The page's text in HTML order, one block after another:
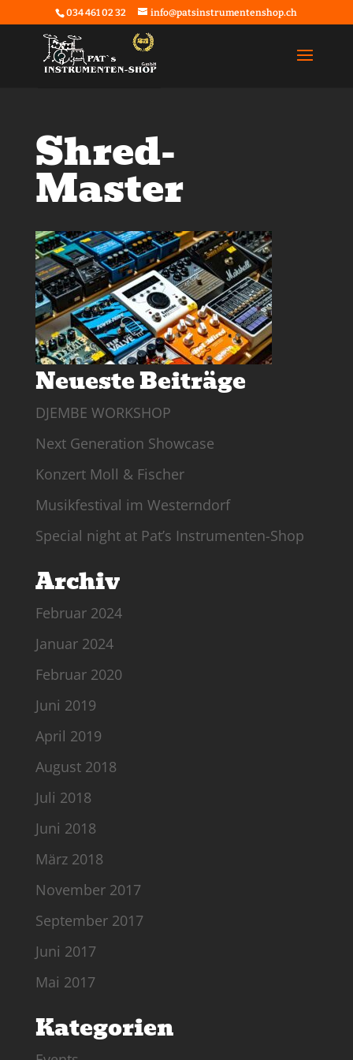
034 461 02 32 info@patsinstrumentenshop.ch
Shred-
Master
Neueste Beiträge
DJEMBE WORKSHOP
Next Generation Showcase
Konzert Moll & Fischer
Musikfestival im Westerndorf
Special night at Pat’s Instrumenten-Shop
Archiv
Februar 2024
Januar 2024
Februar 2020
Juni 2019
April 2019
August 2018
Juli 2018
Juni 2018
März 2018
November 2017
September 2017
Juni 2017
Mai 2017
Kategorien